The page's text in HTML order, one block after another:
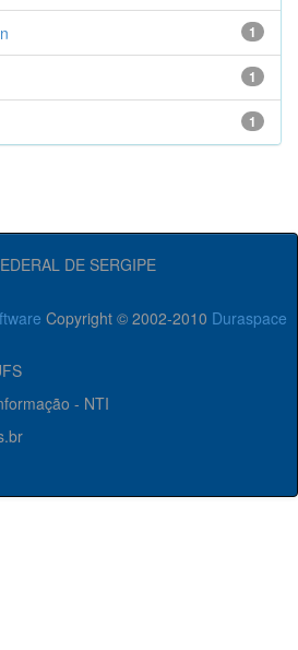
1
1
1
DE SERGIPE
Copyright © 2002-2010 Duraspace
- NTI